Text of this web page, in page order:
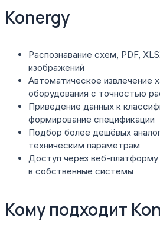
Konergy
Распознавание схем, PDF,
изображений
Автоматическое извлечение
оборудования с точностью
Приведение данных к
формирование спецификации
Подбор более дешёвых
техническим параметрам
Доступ через веб-платформу
в собственные системы
Кому подходит